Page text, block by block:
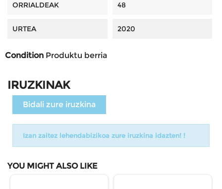
ORRIALDEAK 48
URTEA 2020
Condition Produktu berria
IRUZKINAK
Bidali zure iruzkina
Izan zaitez lehendabizikoa zure iruzkina idazten! !
YOU MIGHT ALSO LIKE